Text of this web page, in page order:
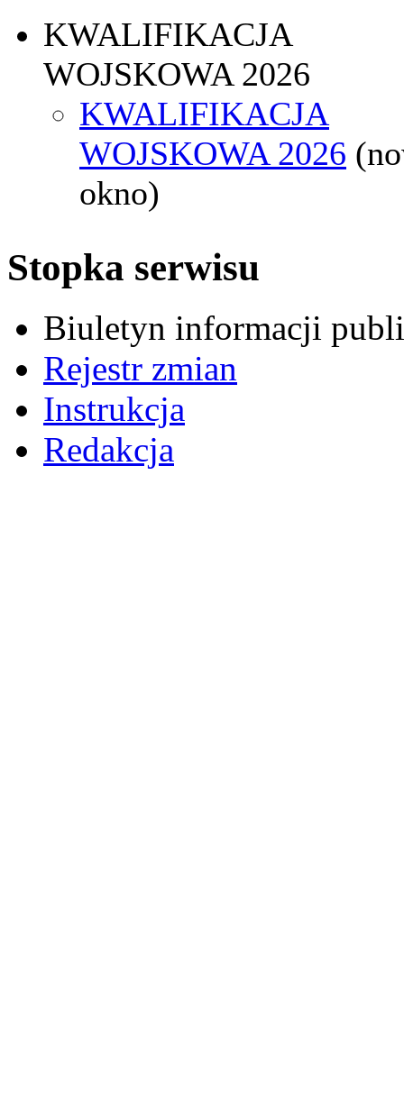
KWALIFIKACJA
WOJSKOWA 2026
KWALIFIKACJA
WOJSKOWA 2026
okno)
Stopka serwisu
Biuletyn informacji
Rejestr zmian
Instrukcja
Redakcja